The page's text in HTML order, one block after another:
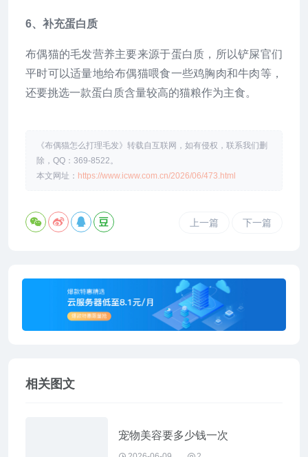
6、补充蛋白质
布偶猫的毛发营养主要来源于蛋白质，所以铲屎官们
平时可以适量地给布偶猫喂食一些鸡胸肉和牛肉等，
还要挑选一款蛋白质含量较高的猫粮作为主食。
《布偶猫怎么打理毛发》转载自互联网，如有侵权，联系我们删
除，QQ：369-8522。
本文网址： https://www.icww.com.cn/2026/06/473.html
上一篇 下一篇
相关图文
宠物美容要多少钱一次